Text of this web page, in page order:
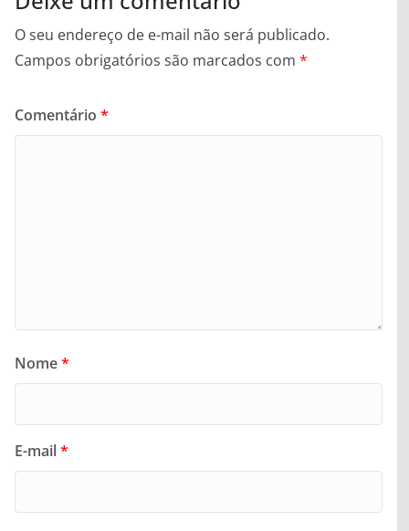
O seu endereço de e-mail não será publicado.
Campos obrigatórios são marcados com *
Comentário *
Nome*
E-mail*